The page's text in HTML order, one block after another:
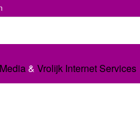
& Vrolijk Internet Services